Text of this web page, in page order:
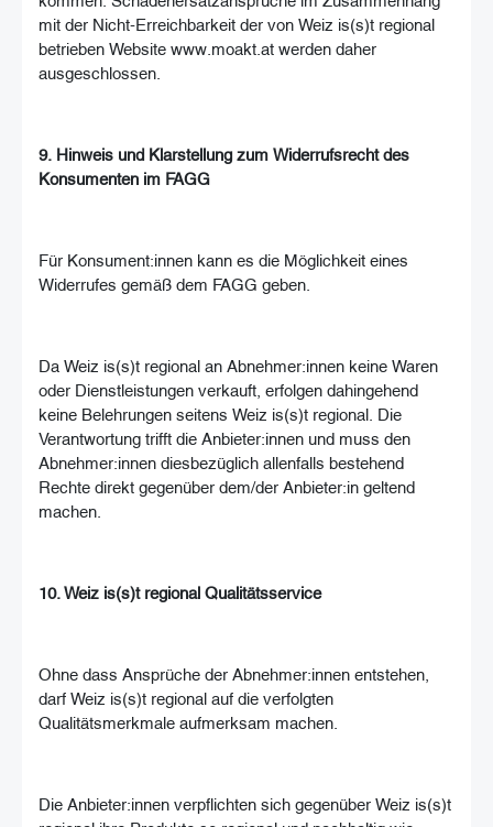
mit der Nicht-Erreichbarkeit der von Weiz is(s)t regional
betrieben Website www.moakt.at werden daher
ausgeschlossen.
9. Hinweis und Klarstellung zum Widerrufsrecht des
Konsumenten im FAGG
Für Konsument:innen kann es die Möglichkeit eines
Widerrufes gemäß dem FAGG geben.
Da Weiz is(s)t regional an Abnehmer:innen keine Waren
oder Dienstleistungen verkauft, erfolgen dahingehend
keine Belehrungen seitens Weiz is(s)t regional. Die
Verantwortung trifft die Anbieter:innen und muss den
Abnehmer:innen diesbezüglich allenfalls bestehend
Rechte direkt gegenüber dem/der Anbieter:in geltend
machen.
10. Weiz is(s)t regional Qualitätsservice
Ohne dass Ansprüche der Abnehmer:innen entstehen,
darf Weiz is(s)t regional auf die verfolgten
Qualitätsmerkmale aufmerksam machen.
Die Anbieter:innen verpflichten sich gegenüber Weiz is(s)t